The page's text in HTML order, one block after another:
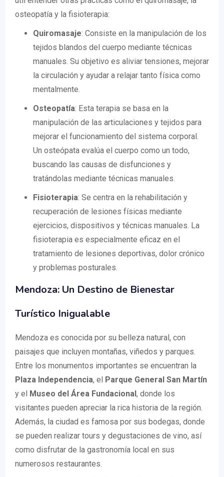
osteopatía y la fisioterapia:
Quiromasaje: Consiste en la manipulación de los
tejidos blandos del cuerpo mediante técnicas
manuales. Su objetivo es aliviar tensiones, mejorar
la circulación y ayudar a relajar tanto física como
mentalmente.
Osteopatía: Esta terapia se basa en la
manipulación de las articulaciones y tejidos para
mejorar el funcionamiento del sistema corporal.
Un osteópata evalúa el cuerpo como un todo,
buscando las causas de disfunciones y
tratándolas mediante técnicas manuales.
Fisioterapia: Se centra en la rehabilitación y
recuperación de lesiones físicas mediante
ejercicios, dispositivos y técnicas manuales. La
fisioterapia es especialmente eficaz en el
tratamiento de lesiones deportivas, dolor crónico
y problemas posturales.
Mendoza: Un Destino de Bienestar
Turístico Inigualable
Mendoza es conocida por su belleza natural, con
paisajes que incluyen montañas, viñedos y parques.
Entre los monumentos importantes se encuentran la
Plaza Independencia, el Parque General San Martín
y el Museo del Área Fundacional, donde los
visitantes pueden apreciar la rica historia de la región.
Además, la ciudad es famosa por sus bodegas, donde
se pueden realizar tours y degustaciones de vino, así
como disfrutar de la gastronomía local en sus
numerosos restaurantes.